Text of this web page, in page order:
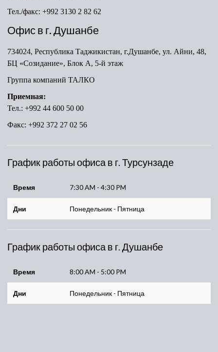
Тел./факс: +992 3130 2 82 62
Офис в г. Душанбе
734024, Республика Таджикистан, г.Душанбе, ул. Айни, 48,
БЦ «Созидание», Блок А, 5-й этаж
Группа компаний ТАЛКО
Приемная:
Тел.: +992 44 600 50 00
Факс: +992 372 27 02 56
График работы офиса в г. Турсунзаде
Время 7:30 AM - 4:30 PM
Дни Понедельник - Пятница
График работы офиса в г. Душанбе
Время 8:00 AM - 5:00 PM
Дни Понедельник - Пятница